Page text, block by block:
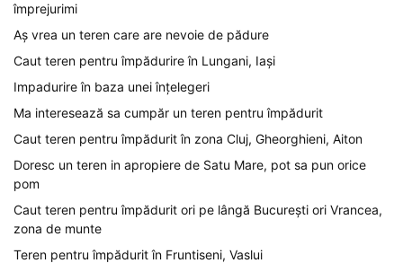
împrejurimi
Aș vrea un teren care are nevoie de pădure
Caut teren pentru împădurire în Lungani, Iași
Impadurire în baza unei înțelegeri
Ma interesează sa cumpăr un teren pentru împădurit
Caut teren pentru împădurit în zona Cluj, Gheorghieni, Aiton
Doresc un teren in apropiere de Satu Mare, pot sa pun orice
pom
Caut teren pentru împădurit ori pe lângă București ori Vrancea,
zona de munte
Teren pentru împădurit în Fruntiseni, Vaslui